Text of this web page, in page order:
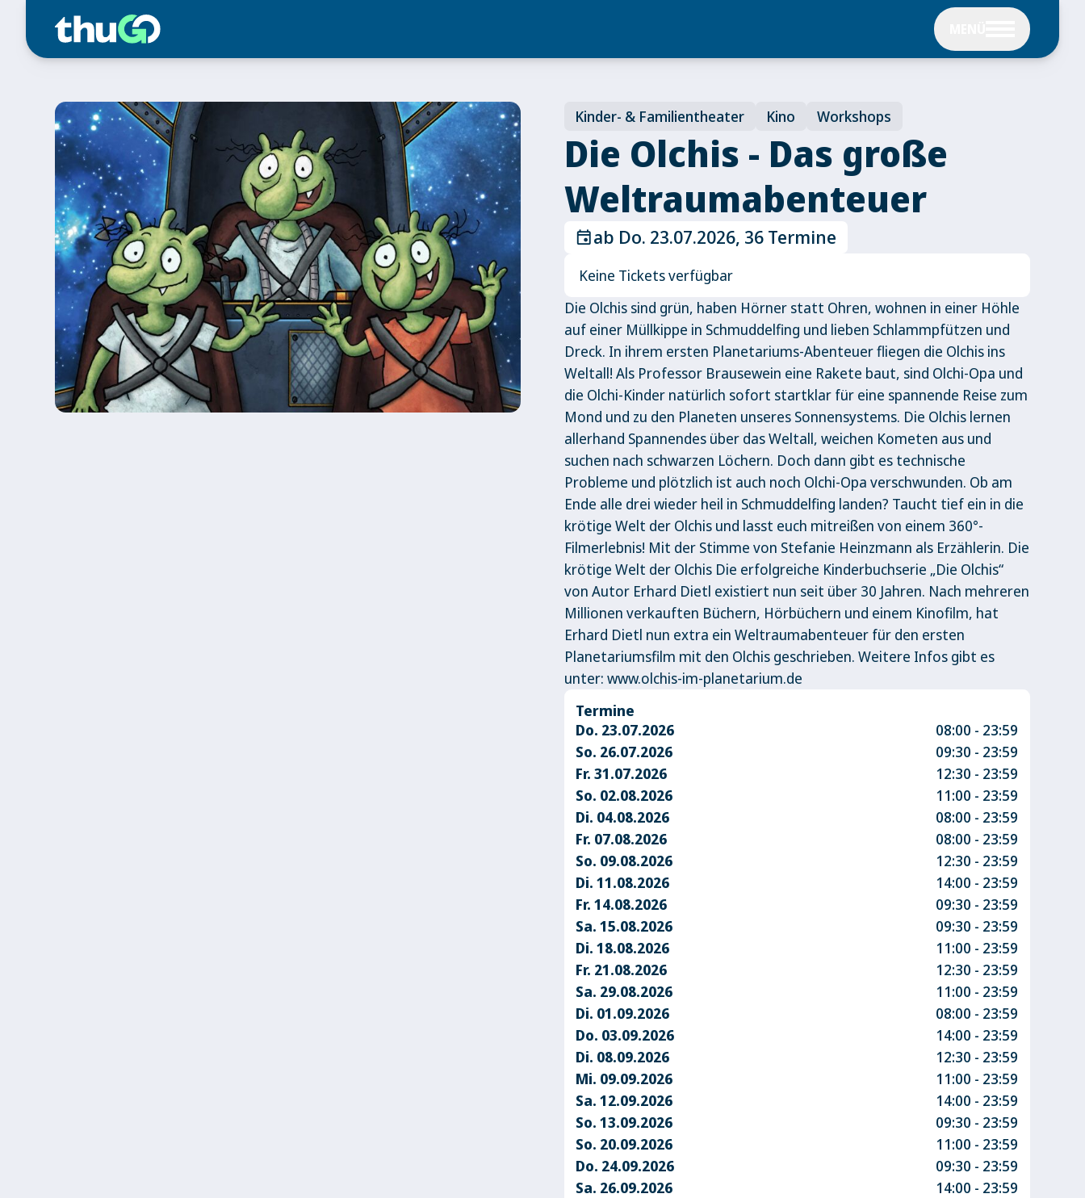
Kinder- & Familientheater Kino Workshops
Die Olchis - Das große
Weltraumabenteuer
eventab Do. 23.07.2026, 36 Termine
Keine Tickets verfügbar
Die Olchis sind grün, haben Hörner statt Ohren, wohnen in einer Höhle
auf einer Müllkippe in Schmuddelfing und lieben Schlammpfützen und
Dreck. In ihrem ersten Planetariums-Abenteuer fliegen die Olchis ins
Weltall! Als Professor Brausewein eine Rakete baut, sind Olchi-Opa und
die Olchi-Kinder natürlich sofort startklar für eine spannende Reise zum
Mond und zu den Planeten unseres Sonnensystems. Die Olchis lernen
allerhand Spannendes über das Weltall, weichen Kometen aus und
suchen nach schwarzen Löchern. Doch dann gibt es technische
Probleme und plötzlich ist auch noch Olchi-Opa verschwunden. Ob am
Ende alle drei wieder heil in Schmuddelfing landen? Taucht tief ein in die
krötige Welt der Olchis und lasst euch mitreißen von einem 360°-
Filmerlebnis! Mit der Stimme von Stefanie Heinzmann als Erzählerin. Die
krötige Welt der Olchis Die erfolgreiche Kinderbuchserie „Die Olchis“
von Autor Erhard Dietl existiert nun seit über 30 Jahren. Nach mehreren
Millionen verkauften Büchern, Hörbüchern und einem Kinofilm, hat
Erhard Dietl nun extra ein Weltraumabenteuer für den ersten
Planetariumsfilm mit den Olchis geschrieben. Weitere Infos gibt es
unter: www.olchis-im-planetarium.de
Termine
Do. 23.07.2026
08:00 - 23:59
So. 26.07.2026
09:30 - 23:59
Fr. 31.07.2026
12:30 - 23:59
So. 02.08.2026
11:00 - 23:59
Di. 04.08.2026
08:00 - 23:59
Fr. 07.08.2026
08:00 - 23:59
So. 09.08.2026
12:30 - 23:59
Di. 11.08.2026
14:00 - 23:59
Fr. 14.08.2026
09:30 - 23:59
Sa. 15.08.2026
09:30 - 23:59
Di. 18.08.2026
11:00 - 23:59
Fr. 21.08.2026
12:30 - 23:59
Sa. 29.08.2026
11:00 - 23:59
Di. 01.09.2026
08:00 - 23:59
Do. 03.09.2026
14:00 - 23:59
Di. 08.09.2026
12:30 - 23:59
Mi. 09.09.2026
11:00 - 23:59
Sa. 12.09.2026
14:00 - 23:59
So. 13.09.2026
09:30 - 23:59
So. 20.09.2026
11:00 - 23:59
Do. 24.09.2026
09:30 - 23:59
Sa. 26.09.2026
14:00 - 23:59